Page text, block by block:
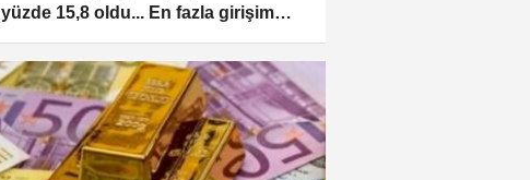
yüzde 15,8 oldu... En fazla girişim